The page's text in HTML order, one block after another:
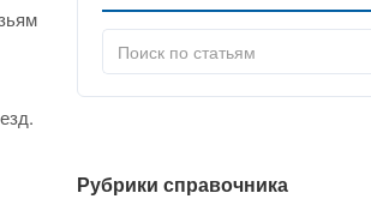
Рубрики справочника